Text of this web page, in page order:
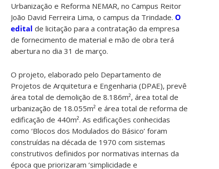
Urbanização e Reforma NEMAR, no Campus Reitor
João David Ferreira Lima, o campus da Trindade.O
editalde licitação para a contratação da empresa
de fornecimento de material e mão de obra terá
abertura no dia 31 de março.
O projeto, elaborado pelo Departamento de
Projetos de Arquitetura e Engenharia (DPAE), prevê
área total de demolição de 8.186m², área total de
urbanização de 18.055m² e área total de reforma de
edificação de 440m². As edificações conhecidas
como ‘Blocos dos Modulados do Básico’ foram
construídas na década de 1970 com sistemas
construtivos definidos por normativas internas da
época que priorizaram ‘simplicidade e